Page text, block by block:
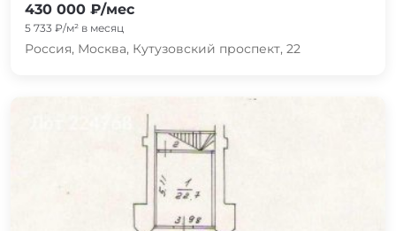
430 000 ₽/мес
5 733 ₽/м² в месяц
Россия, Москва, Кутузовский проспект, 22